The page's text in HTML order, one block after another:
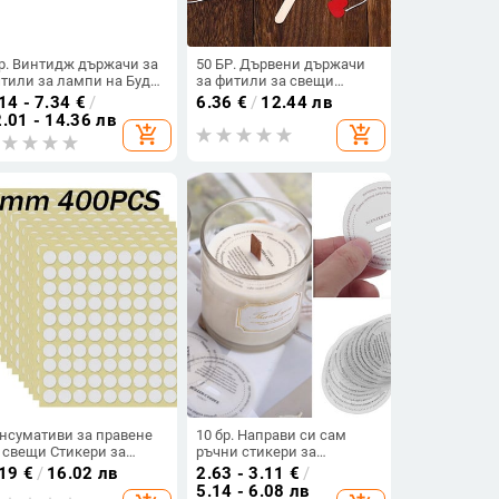
Винтидж държачи за
за лампи на Буда
лампа Плаващ
за фитил Маслени
Поставка
за
- 7.34 € /
- 14.36 лв
add_shopping_cart
50 БР. Дървени държачи
за фитили за свещи
Поставки за свещи за
свещи за правене на
свещи
6.36 € / 12.44 лв
add_shopping_cart
за правене
свещи Стикери за
за свещи За
за свещи
€ / 16.02 лв
10 бр. Направи си сам
ръчни стикери за
ароматни свещи Етикет за
чаша Стикер
2.63 - 3.11 € /
5.14 - 6.08 лв